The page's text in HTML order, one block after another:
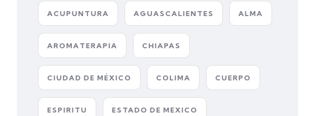
ACUPUNTURA AGUASCALIENTES ALMA
AROMATERAPIA CHIAPAS
CIUDAD DE MÉXICO COLIMA CUERPO
ESPIRITU ESTADO DE MEXICO